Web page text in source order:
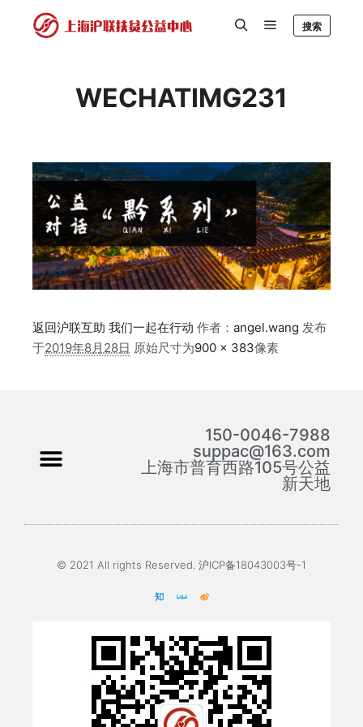
搜索
WECHATIMG231
返回沪联互助 我们一起在行动 作者： angel.wang 发布
于2019年8月28日 原始尺寸为900 × 383像素
150-0046-7988
suppac@163.com
上海市普育西路105号公益
新天地
© 2021 All rights Reserved. 沪ICP备18043003号-1